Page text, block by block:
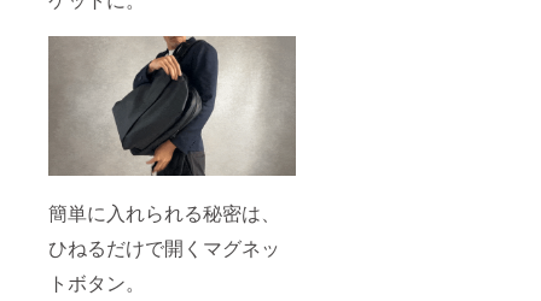
簡単に入れられる秘密は、
ひねるだけで開くマグネッ
トボタン。